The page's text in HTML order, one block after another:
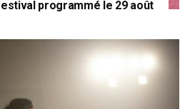
programmé le 29 août